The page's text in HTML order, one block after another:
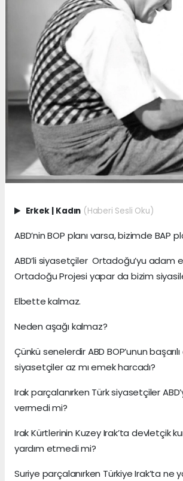
Erkek Kadın (Haberi Sesli Oku)
ABD’nin BOP planı varsa, bizimde BAP
ABD’li siyasetçiler Ortadoğu’yu adam
Ortadoğu Projesi yapar da bizim
Elbette kalmaz.
Neden aşağı kalmaz?
Çünkü senelerdir ABD BOP’unun
siyasetçiler az mı emek harcadı?
Irak parçalanırken Türk siyasetçiler
vermedi mi?
Irak Kürtlerinin Kuzey Irak’ta devletçik
yardım etmedi mi?
Suriye parçalanırken Türkiye Irak’ta ne